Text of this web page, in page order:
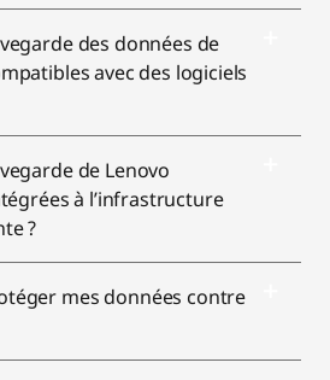
des données de
avec des logiciels
de Lenovo
à l’infrastructure
?
mes données contre